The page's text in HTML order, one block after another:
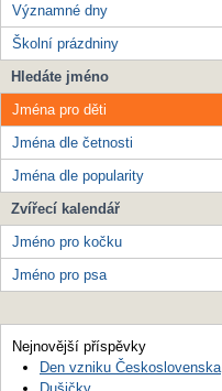
Významné dny
Školní prázdniny
Hledáte jméno
Jména pro děti
Jména dle četnosti
Jména dle popularity
Zvířecí kalendář
Jméno pro kočku
Jméno pro psa
Nejnovější příspěvky
Den vzniku Československa